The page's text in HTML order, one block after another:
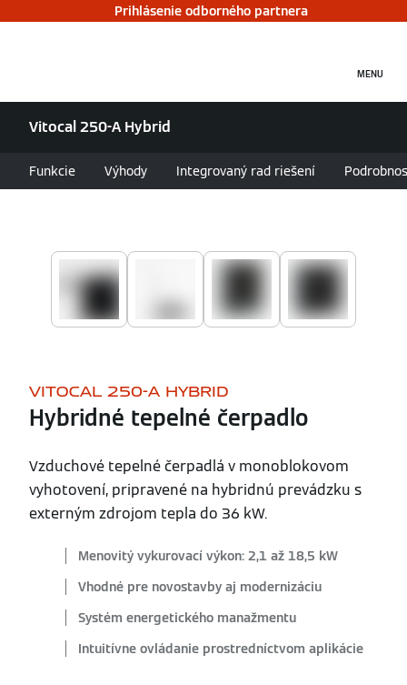
Prihlásenie odborného partnera
MENU
Vitocal 250-A Hybrid
Funkcie Výhody Integrovaný rad riešení
VITOCAL 250-A HYBRID
Hybridné tepelné čerpadlo
Vzduchové tepelné čerpadlá v monoblokovom
vyhotovení, pripravené na hybridnú prevádzku s
externým zdrojom tepla do 36 kW.
Menovitý vykurovací výkon: 2,1 až 18,5 kW
Vhodné pre novostavby aj modernizáciu
Systém energetického manažmentu
Intuitívne ovládanie prostredníctvom aplikácie